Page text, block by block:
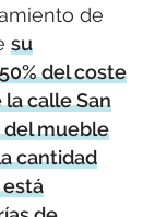
de
su
del coste
calle San
del mueble
cantidad
está